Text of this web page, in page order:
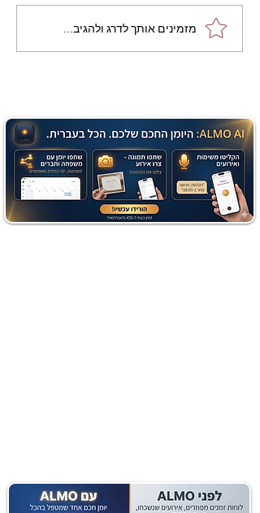
מתכון מנצח עוגת מייפל
שוקולד בחושה וקלה - זיוה
מזמינים אותך לדרג ולהגיב...